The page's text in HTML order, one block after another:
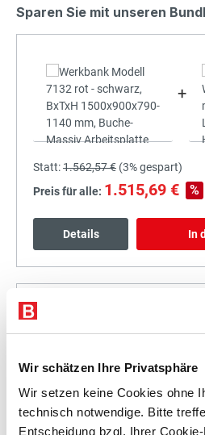
Wir schätzen Ihre Privatsphäre
Wir setzen keine Cookies ohne
technisch notwendige. Bitte
Entscheidung bzgl. Ihrer
Sparen Sie mit unseren
+
Statt:1.562,57 € (3%gespart)
Preis für alle: 1.515,69 € %
Details In
Statt:1.725,43 €(3%gespart)